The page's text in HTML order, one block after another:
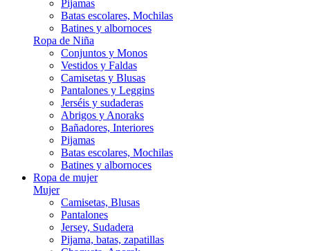
Pijamas
Batas escolares, Mochilas
Batines y albornoces
Ropa de Niña
Conjuntos y Monos
Vestidos y Faldas
Camisetas y Blusas
Pantalones y Leggins
Jerséis y sudaderas
Abrigos y Anoraks
Bañadores, Interiores
Pijamas
Batas escolares, Mochilas
Batines y albornoces
Ropa de mujer
Mujer
Camisetas, Blusas
Pantalones
Jersey, Sudadera
Pijama, batas, zapatillas